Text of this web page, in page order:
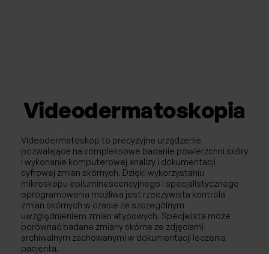
Ortopedia
Ginekologia
Ginekologia estetyczna
Choroby piersi
USG
Videodermatoskopia
Videodermatoskop to precyzyjne urządzenie
pozwalające na kompleksowe badanie powierzchni skóry
i wykonanie komputerowej analizy i dokumentacji
cyfrowej zmian skórnych. Dzięki wykorzystaniu
mikroskopu epiluminescencyjnego i specjalistycznego
oprogramowania możliwa jest rzeczywista kontrola
zmian skórnych w czasie ze szczególnym
uwzględnieniem zmian atypowych. Specjalista może
porównać badane zmiany skórne ze zdjęciami
archiwalnym zachowanymi w dokumentacji leczenia
pacjenta.